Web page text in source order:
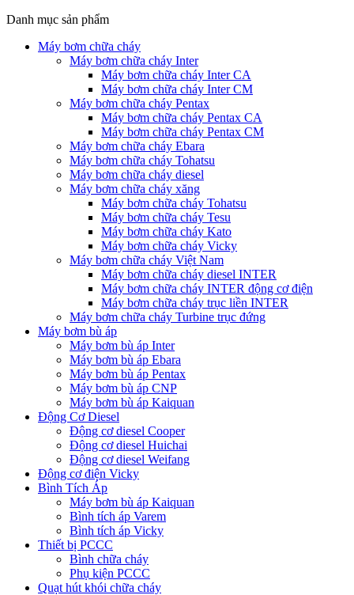
Danh mục sản phẩm
Máy bơm chữa cháy
Máy bơm chữa cháy Inter
Máy bơm chữa cháy Inter CA
Máy bơm chữa cháy Inter CM
Máy bơm chữa cháy Pentax
Máy bơm chữa cháy Pentax CA
Máy bơm chữa cháy Pentax CM
Máy bơm chữa cháy Ebara
Máy bơm chữa cháy Tohatsu
Máy bơm chữa cháy diesel
Máy bơm chữa cháy xăng
Máy bơm chữa cháy Tohatsu
Máy bơm chữa cháy Tesu
Máy bơm chữa cháy Kato
Máy bơm chữa cháy Vicky
Máy bơm chữa cháy Việt Nam
Máy bơm chữa cháy diesel INTER
Máy bơm chữa cháy INTER động cơ điện
Máy bơm chữa cháy trục liền INTER
Máy bơm chữa cháy Turbine trục đứng
Máy bơm bù áp
Máy bơm bù áp Inter
Máy bơm bù áp Ebara
Máy bơm bù áp Pentax
Máy bơm bù áp CNP
Máy bơm bù áp Kaiquan
Động Cơ Diesel
Động cơ diesel Cooper
Động cơ diesel Huichai
Động cơ diesel Weifang
Động cơ điện Vicky
Bình Tích Áp
Máy bơm bù áp Kaiquan
Bình tích áp Varem
Bình tích áp Vicky
Thiết bị PCCC
Bình chữa cháy
Phụ kiện PCCC
Quạt hút khói chữa cháy